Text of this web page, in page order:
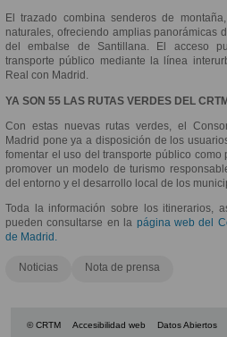
El trazado combina senderos de
naturales, ofreciendo amplias panorámicas
del embalse de Santillana. El acceso
transporte público mediante la línea
Real con Madrid.
YA SON 55 LAS RUTAS VERDES DEL
Con estas nuevas rutas verdes, el
Madrid pone ya a disposición de los
fomentar el uso del transporte público
promover un modelo de turismo
del entorno y el desarrollo local de los
Toda la información sobre los itinerarios,
pueden consultarse en la página web del
de Madrid.
Noticias Nota de prensa
© CRTM Accesibilidad web Datos Abiertos